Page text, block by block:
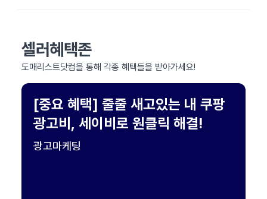
셀러혜택존
도매리스트닷컴을 통해 각종 혜택들을 받아가세요!
[중요 혜택] 줄줄 새고있는 내 쿠팡
광고비, 세이비로 원클릭 해결!
광고마케팅